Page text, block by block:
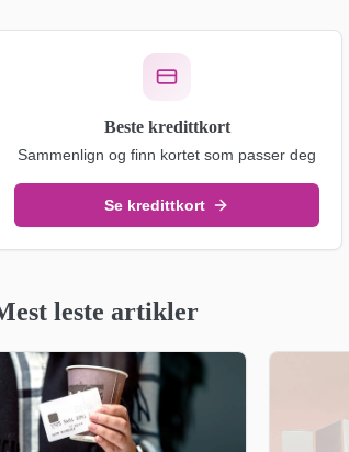
Beste kredittkort
Sammenlign og finn kortet som passer deg
Se kredittkort
leste artikler